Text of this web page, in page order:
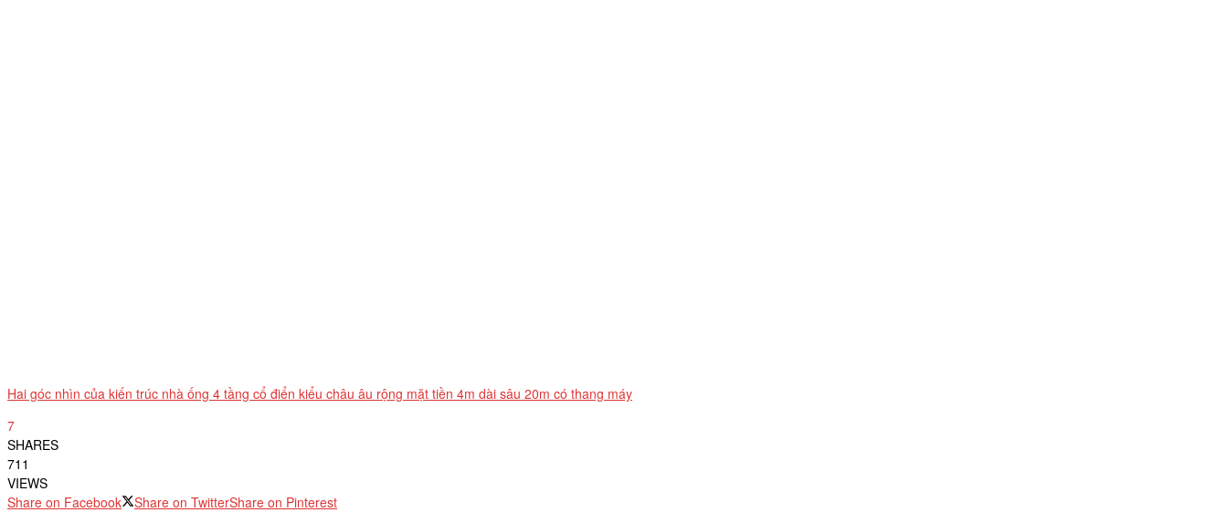
Hai góc nhìn của kiến trúc nhà ống 4 tầng cổ điển kiểu châu âu rộng mặt tiền 4m dài sâu 20m có thang máy
7
SHARES
711
VIEWS
Share on Facebook
Share on TwitterShare on Pinterest